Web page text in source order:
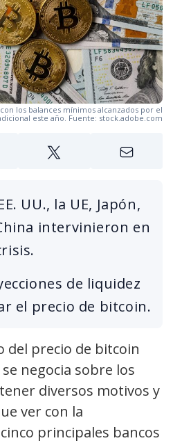
los balances mínimos alcanzados por el
este año. Fuente: stock.adobe.com
UU., la UE, Japón,
intervinieron en
de liquidez
el precio de bitcoin.
del precio de bitcoin
negocia sobre los
diversos motivos y
ver con la
principales bancos